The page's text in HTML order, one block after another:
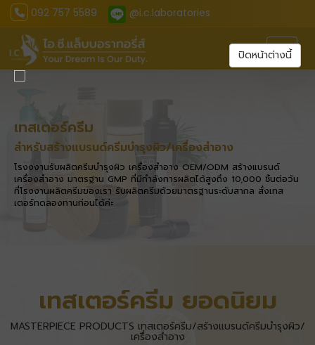
092 757 5589 @i.c.laboratories
เทสเตอร์ครีม
สำหรับสร้างแบรนด์ครีมบำรุงผิว/เครื่องสำอาง
โรงงงานรับผลิตครีมบำรุงผิว เครื่องสำอาง OEM/ODM สร้างแบรนด์
เครื่องสำอาง มาตรฐาน GMP ที่มีกำลังการผลิตได้สูงถึง 10,000 ชิ้นต่อวัน
ที่โรงงานผลิตครีมของเรา รับผลิตครีมด้วยมาตรฐานระดับสากล สั่งเทส
เตอร์ทดลองทานก่อนได้ค่ะ
เทสเตอร์ครีม ยอดนิยม
MASTERPIECE PRODUCTS เทสเตอร์ครีม/สร้างแบรนด์ครีมบำรุงผิว/
เครื่องสำอาง
ปิดหน้าต่างนี้